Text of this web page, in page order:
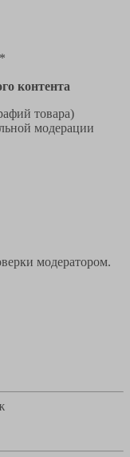
контента
товара)
модерации
модератором.